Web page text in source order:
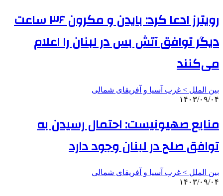
رویترز ادعا کرد: بایدن و مکرون ۳۶ ساعت
دیگر توافق آتش بس در لبنان را اعلام
می‌کنند
بین الملل > غرب آسیا و آفریقای شمالی
۱۴۰۳/۰۹/۰۴
منابع صهیونیست: احتمال رسیدن به
توافق صلح در لبنان وجود دارد
بین الملل > غرب آسیا و آفریقای شمالی
۱۴۰۳/۰۹/۰۴